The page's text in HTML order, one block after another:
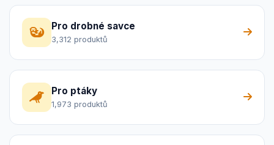
Pro drobné savce
3,312 produktů
Pro ptáky
1,973 produktů